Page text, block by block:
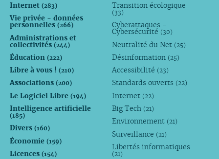
Internet (283)
Vie privée - données
personnelles (266)
Administrations et
collectivités (244)
Éducation (222)
Libre à vous ! (210)
Associations (200)
Le Logiciel Libre (194)
Intelligence artificielle
(185)
Divers (160)
Économie (159)
Licences (154)
Transition écologique
(33)
Cyberattaques -
Cybersécurité (30)
Neutralité du Net (25)
Désinformation (25)
Accessibilité (23)
Standards ouverts (22)
Internet (22)
Big Tech (21)
Environnement (21)
Surveillance (21)
Libertés informatiques
(21)